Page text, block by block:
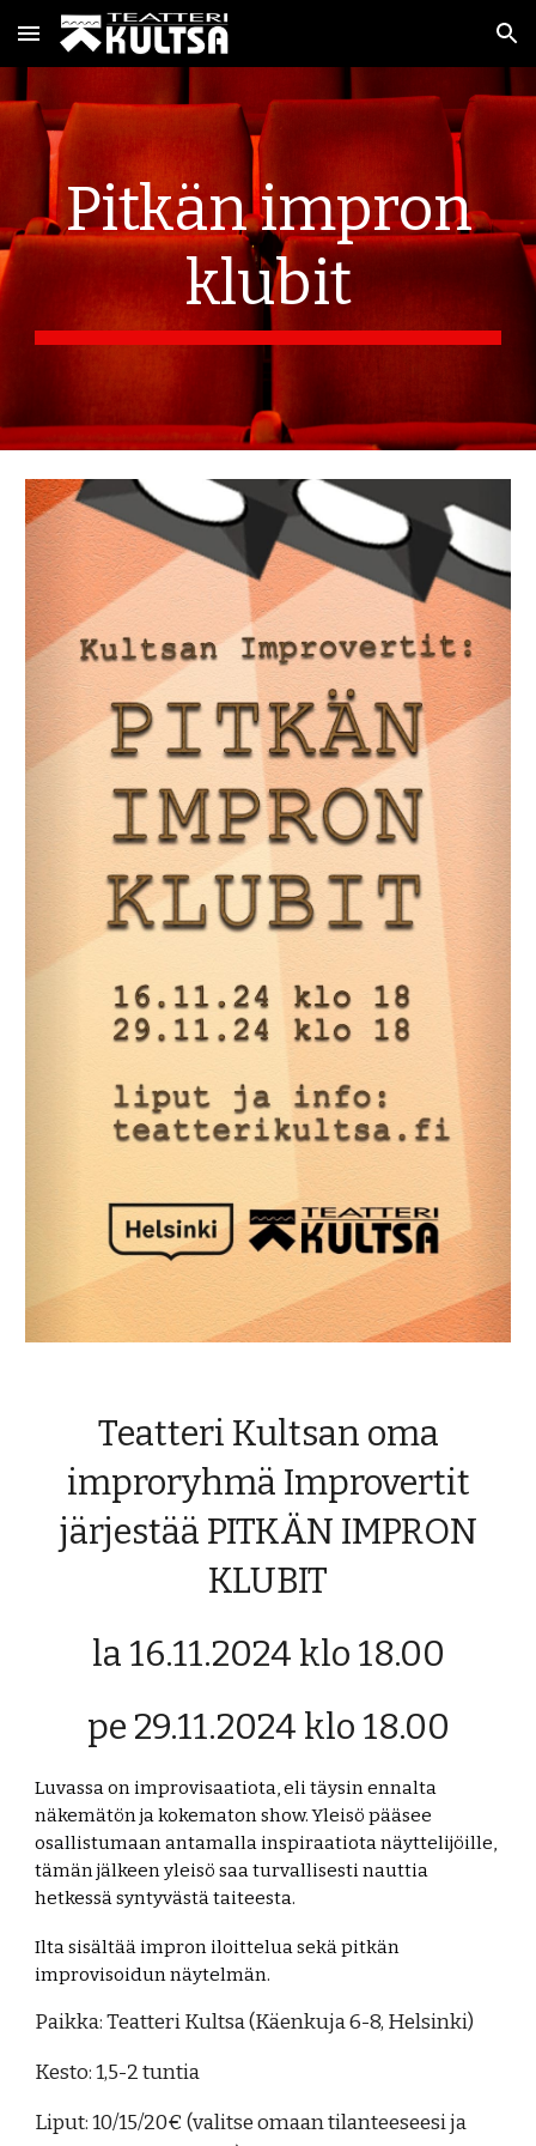
Skip to main content Skip to navigation
Pitkän impron
klubit
Teatteri Kultsan oma
improryhmä Improvertit
järjestää PITKÄN IMPRON
KLUBIT
la 16.11.2024 klo 18.00
pe 29.11.2024 klo 18.00
Luvassa on improvisaatiota, eli täysin ennalta
näkemätön ja kokematon show. Yleisö pääsee
osallistumaan antamalla inspiraatiota näyttelijöille,
tämän jälkeen yleisö saa turvallisesti nauttia
hetkessä syntyvästä taiteesta.
Ilta sisältää impron iloittelua sekä pitkän
improvisoidun näytelmän.
Paikka: Teatteri Kultsa (Käenkuja 6-8, Helsinki)
Kesto: 1,5-2 tuntia
Liput: 10/15/20€ (valitse omaan tilanteeseesi ja